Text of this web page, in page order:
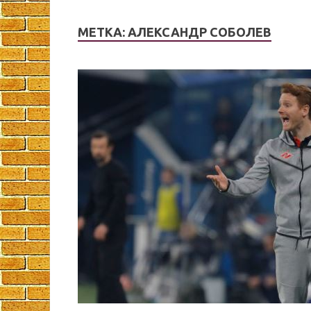
МЕТКА: АЛЕКСАНДР СОБОЛЕВ